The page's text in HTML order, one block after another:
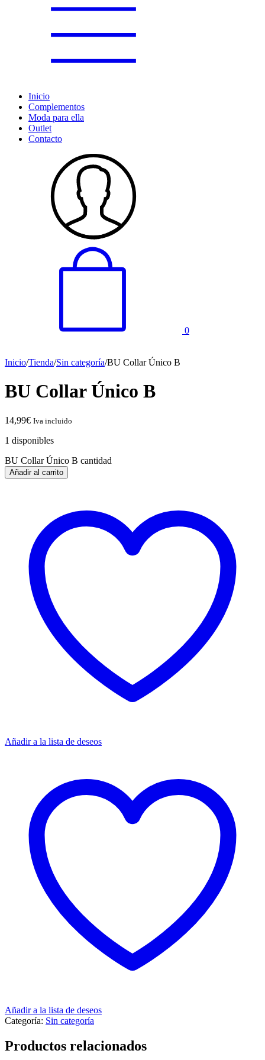
Inicio
Complementos
Moda para ella
Outlet
Contacto
0
Inicio/Tienda/Sin categoría/BU Collar Único B
BU Collar Único B
14,99€ Iva incluido
1 disponibles
BU Collar Único B cantidad
Añadir al carrito
Añadir a la lista de deseos
Añadir a la lista de deseos
Categoría: Sin categoría
Productos relacionados